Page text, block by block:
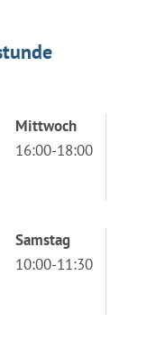
Mittwoch
16:00-18:00
Samstag
10:00-11:30